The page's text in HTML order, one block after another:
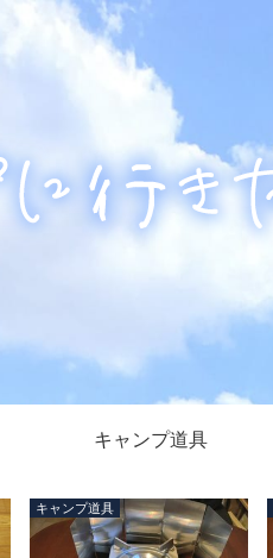
キャンプ道具
キャンプ道具